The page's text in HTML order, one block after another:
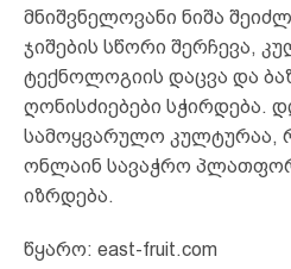
მნიშვნელოვანი ნიშა
ჯიშების სწორი შერჩევა,
ტექნოლოგიის დაცვა და
ღონისძიებები სჭირდება.
სამოყვარულო კულტურაა,
ონლაინ სავაჭრო
იზრდება.
წყარო: east-fruit.com